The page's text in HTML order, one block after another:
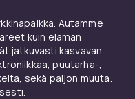
joita ei ehkä
kielen
jokainen
Autamme
kuin elämän
jatkuvasti kasvavan
puutarha-,
sekä paljon muuta.